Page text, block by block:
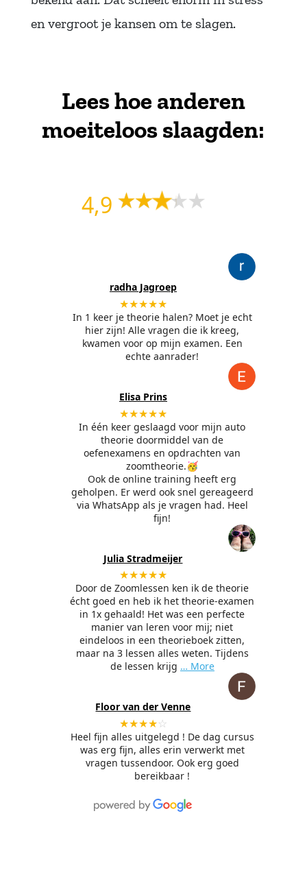
en vergroot je kansen om te slagen.
Lees hoe anderen
moeiteloos slaagden:
4,9
radha Jagroep
★★★★★
In 1 keer je theorie halen? Moet je echt
hier zijn! Alle vragen die ik kreeg,
kwamen voor op mijn examen. Een
echte aanrader!
Elisa Prins
★★★★★
In één keer geslaagd voor mijn auto
theorie doormiddel van de
oefenexamens en opdrachten van
zoomtheorie.🥳
Ook de online training heeft erg
geholpen. Er werd ook snel gereageerd
via WhatsApp als je vragen had. Heel
fijn!
Julia Stradmeijer
★★★★★
Door de Zoomlessen ken ik de theorie
écht goed en heb ik het theorie-examen
in 1x gehaald! Het was een perfecte
manier van leren voor mij; niet
eindeloos in een theorieboek zitten,
maar na 3 lessen alles weten. Tijdens
de lessen krijg … More
Floor van der Venne
★★★★☆
Heel fijn alles uitgelegd ! De dag cursus
was erg fijn, alles erin verwerkt met
vragen tussendoor. Ook erg goed
bereikbaar !